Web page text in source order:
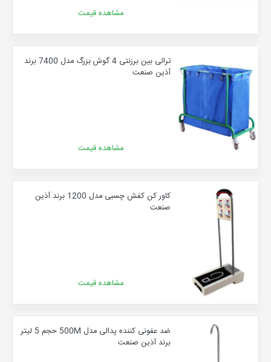
مشاهده قیمت
ترالی بین برزنتی 4 گوش بزرگ مدل 7400 برند
آذین صنعت
مشاهده قیمت
کاور کن کفش چسبی مدل 1200 برند آذین
صنعت
مشاهده قیمت
ضد عفونی کننده پدالی مدل 500M حجم 5 لیتر
برند آذین صنعت